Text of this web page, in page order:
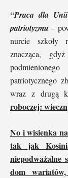
“Praca dla
patriotyzmu –
nurcie szkoły
znacząca,
patriotycznego
wraz z drugą
roboczej:
No i wisienka
tak jak
dom